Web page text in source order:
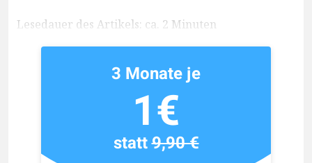
Lesedauer des Artikels: ca. 2 Minuten
3 Monate je
1€
statt9,90 €